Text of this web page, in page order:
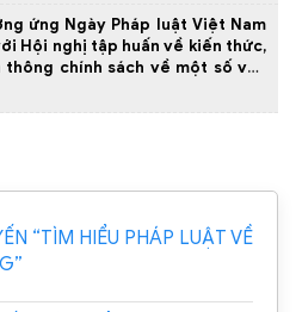
ứng Ngày Pháp luật Việt Nam
Hội nghị tập huấn về kiến thức,
chính sách về một số văn
“TÌM HIỂU PHÁP LUẬT VỀ